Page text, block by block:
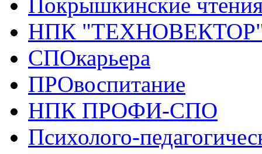
Покрышкинские
НПК
СПОкарьера
ПРОвоспитание
НПК ПРОФИ-СПО
Психолого-